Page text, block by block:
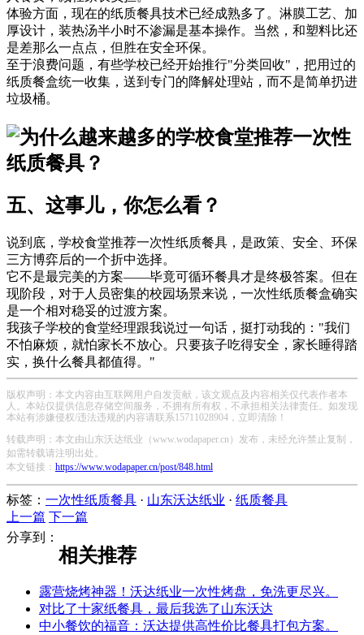
体验方面，现在的纸质餐具技术已经成熟多了。淋膜工艺、加
厚设计，装热汤半小时不渗漏是基本操作。当然，和塑料比还
是差那么一点点，但胜在安全环保。
至于浪费问题，有些学校已经开始推行"分类回收"，把用过的
纸质餐盒统一收集，送到专门的降解处理站，而不是简单扔进
垃圾桶。
五、这事儿，你怎么看？
说到底，学校食堂推荐一次性纸质餐具，是政策、安全、环保
三方博弈后的一个折中选择。
它不是最完美的方案——毕竟可循环餐具才是终极答案。但在
现阶段，对于人员密集的校园场景来说，一次性纸质餐盒确实
是一个相对稳妥的过渡方案。
我孩子学校的食堂经理跟我说过一句话，挺打动我的："我们
不怕麻烦，就怕家长不放心。只要孩子吃得安全，家长睡得踏
实，换什么餐具都值得。"
版权声明：本文内容由互联网用户自发贡献，该文观点及内容相关仅代表作者本
人。本站仅提供信息存储空间服务，不拥有所有权，不承担相关法律责任。如发现
本站有涉嫌侵权/违法违规的内容请联系15711028904，立即清除！
转载声明：本文由山东沃达纸业（www.wodapaper.cn）发布，未经允许禁止复制，
如需转载请注明出处。
本文链接： https://www.wodapaper.cn/post/848.html
标签： 一次性纸质餐具 · 山东沃达纸业 · 纸质餐具
上一篇 下一篇
分享到：
相关推荐
露营烧烤神器！沃达纸业一次性烤盘，免洗更尽兴。
对比了十家纸餐具，最后我选了山东沃达
中小餐饮的福音：沃达提供高性价比餐具打包方案。